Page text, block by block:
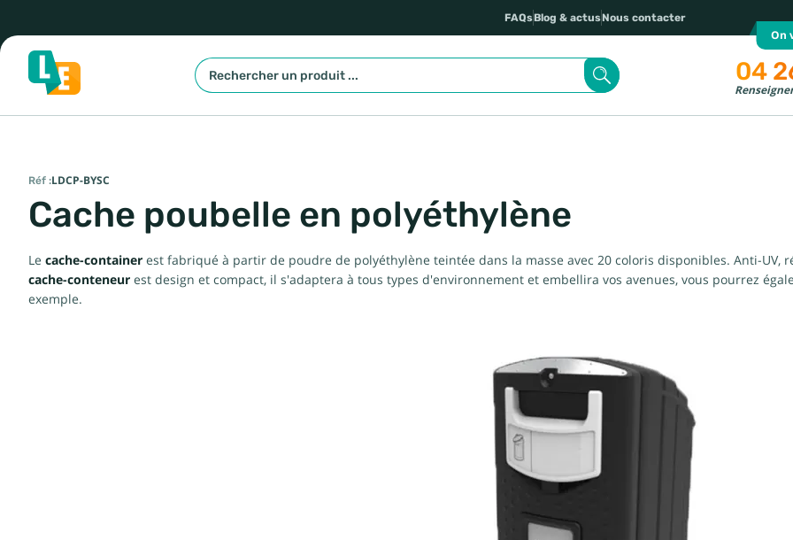
FAQsBlog & actusNous contacter
On
04
Réf :LDCP-BYSC
Cache poubelle en polyéthylène
Le cache-container est fabriqué à partir de poudre de polyéthylène teintée dans la masse avec 20 coloris disponibles. Anti-UV,
cache-conteneur est design et compact, il s'adaptera à tous types d'environnement et embellira vos avenues, vous pourrez
exemple.